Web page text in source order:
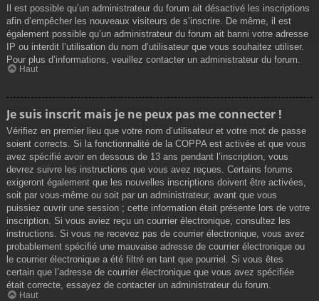
Il est possible qu’un administrateur du forum ait désactivé les inscriptions
afin d’empêcher les nouveaux visiteurs de s’inscrire. De même, il est
également possible qu’un administrateur du forum ait banni votre adresse
IP ou interdit l’utilisation du nom d’utilisateur que vous souhaitez utiliser.
Pour plus d’informations, veuillez contacter un administrateur du forum.
Haut
Je suis inscrit mais je ne peux pas me connecter !
Vérifiez en premier lieu que votre nom d’utilisateur et votre mot de passe
soient corrects. Si la fonctionnalité de la COPPA est activée et que vous
avez spécifié avoir en dessous de 13 ans pendant l’inscription, vous
devrez suivre les instructions que vous avez reçues. Certains forums
exigeront également que les nouvelles inscriptions doivent être activées,
soit par vous-même ou soit par un administrateur, avant que vous
puissiez ouvrir une session ; cette information était présente lors de votre
inscription. Si vous aviez reçu un courrier électronique, consultez les
instructions. Si vous ne recevez pas de courrier électronique, vous avez
probablement spécifié une mauvaise adresse de courrier électronique ou
le courrier électronique a été filtré en tant que pourriel. Si vous êtes
certain que l’adresse de courrier électronique que vous avez spécifiée
était correcte, essayez de contacter un administrateur du forum.
Haut